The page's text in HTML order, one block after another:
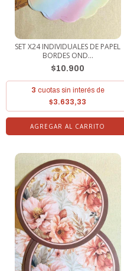
SET X24 INDIVIDUALES DE PAPEL
BORDES OND...
$10.900
3 cuotas sin interés de
$3.633,33